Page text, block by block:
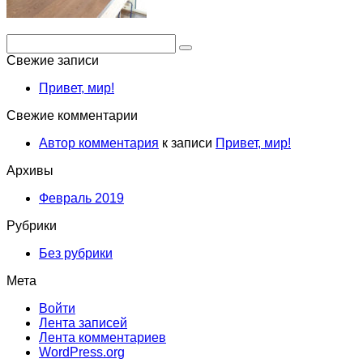
Свежие записи
Привет, мир!
Свежие комментарии
Автор комментария к записи Привет, мир!
Архивы
Февраль 2019
Рубрики
Без рубрики
Мета
Войти
Лента записей
Лента комментариев
WordPress.org